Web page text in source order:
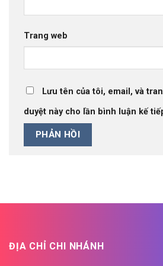
Trang web
Lưu tên của tôi, email, và
duyệt này cho lần bình luận kế
ĐỊA CHỈ CHI NHÁNH